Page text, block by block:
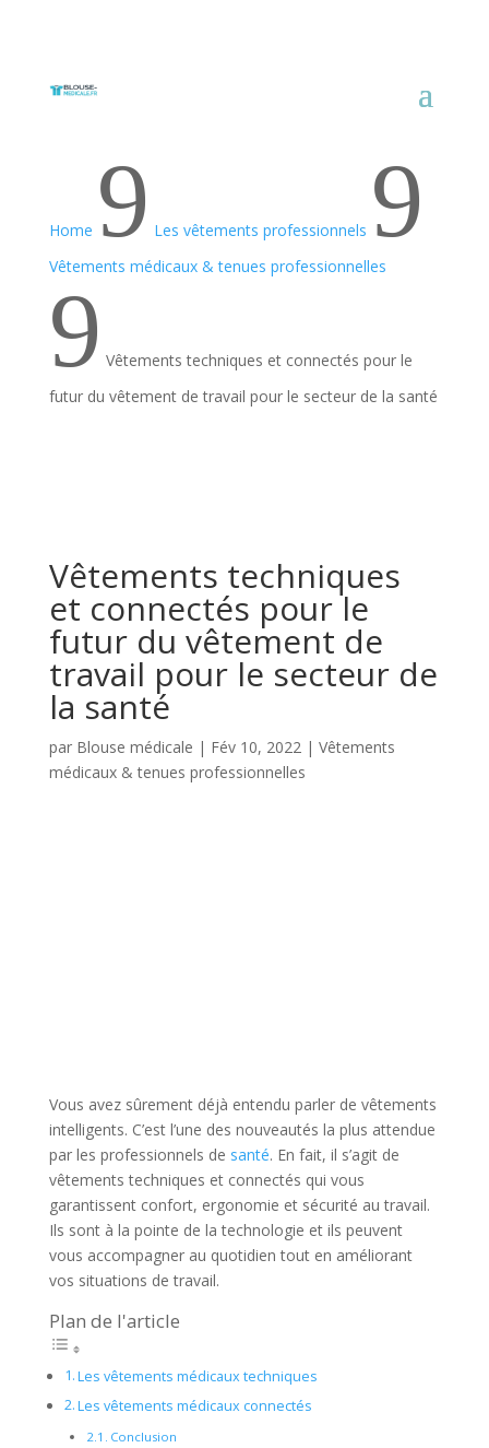
Home 9 Les vêtements professionnels 9
Vêtements médicaux & tenues professionnelles
9 Vêtements techniques et connectés pour le
futur du vêtement de travail pour le secteur de la santé
Vêtements techniques
et connectés pour le
futur du vêtement de
travail pour le secteur de
la santé
par Blouse médicale | Fév 10, 2022| Vêtements
médicaux & tenues professionnelles
Vous avez sûrement déjà entendu parler de vêtements
intelligents. C’est l’une des nouveautés la plus attendue
par les professionnels de santé. En fait, il s’agit de
vêtements techniques et connectés qui vous
garantissent confort, ergonomie et sécurité au travail.
Ils sont à la pointe de la technologie et ils peuvent
vous accompagner au quotidien tout en améliorant
vos situations de travail.
Plan de l'article
Les vêtements médicaux techniques
Les vêtements médicaux connectés
Conclusion